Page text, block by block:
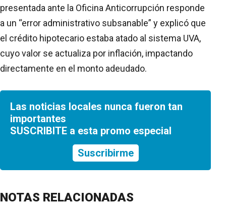
presentada ante la Oficina Anticorrupción responde
a un “error administrativo subsanable” y explicó que
el crédito hipotecario estaba atado al sistema UVA,
cuyo valor se actualiza por inflación, impactando
directamente en el monto adeudado.
Las noticias locales nunca fueron tan
importantes
SUSCRIBITE a esta promo especial
Suscribirme
NOTAS RELACIONADAS